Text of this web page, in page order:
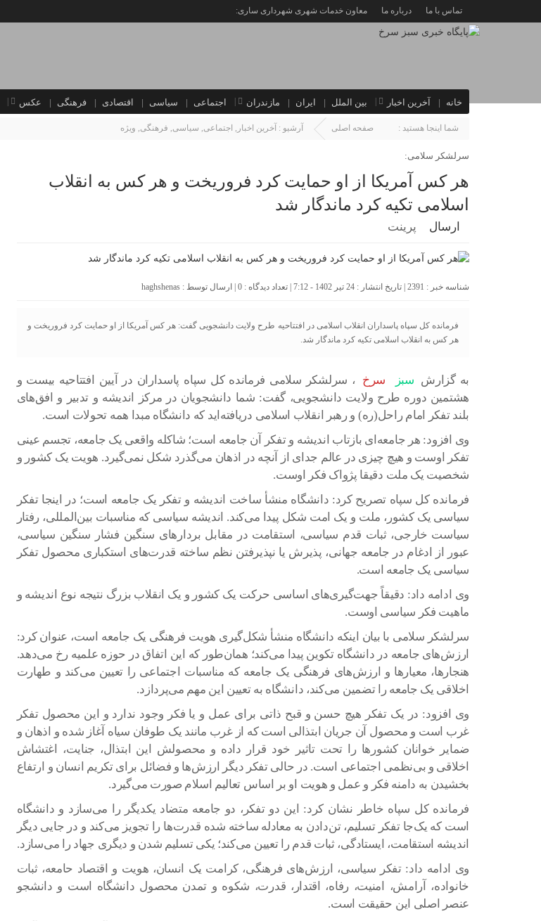
تماس با ما درباره ما معاون خدمات شهری شهرداری ساری:
خانه آخرین اخبار بین الملل ایران مازندران اجتماعی سیاسی اقتصادی فرهنگی عکس
شما اینجا هستید : صفحه اصلی آرشیو : آخرین اخبار , اجتماعی, سیاسی, فرهنگی, ویژه
سرلشکر سلامی:
هر کس آمریکا از او حمایت کرد فروریخت و هر کس به انقلاب
اسلامی تکیه کرد ماندگار شد
ارسال پرینت
شناسه خبر : 2391 | تاریخ انتشار : 24 تیر 1402 - 7:12 | تعداد دیدگاه : 0 | ارسال توسط : haghshenas
فرمانده کل سپاه پاسداران انقلاب اسلامی در افتتاحیه طرح ولایت دانشجویی گفت: هر کس آمریکا از او حمایت کرد فروریخت و
هر کس به انقلاب اسلامی تکیه کرد ماندگار شد.
به گزارش سبز سرخ
، سرلشکر سلامی فرمانده کل سپاه پاسداران در آیین افتتاحیه بیست و
هشتمین دوره طرح ولایت دانشجویی، گفت: شما دانشجویان در مرکز اندیشه و تدبیر و افق‌های
بلند تفکر امام راحل(ره) و رهبر انقلاب اسلامی دریافته‌اید که دانشگاه مبدا همه تحولات است‌.
وی افزود: هر جامعه‌ای بازتاب اندیشه و تفکر آن جامعه است؛ شاکله واقعی یک جامعه، تجسم عینی
تفکر اوست و هیچ چیزی در عالم جدای از آنچه در اذهان می‌گذرد شکل نمی‌گیرد. هویت یک کشور و
شخصیت یک ملت دقیقا پژواک فکر اوست.
فرمانده کل سپاه تصریح کرد: دانشگاه منشأ ساخت اندیشه و تفکر یک جامعه است؛ در اینجا تفکر
سیاسی یک کشور، ملت و یک امت شکل پیدا می‌کند. اندیشه سیاسی که مناسبات بین‌المللی، رفتار
سیاست خارجی، ثبات قدم سیاسی، استقامت در مقابل بردارهای سنگین فشار سنگین سیاسی،
عبور از ادغام در جامعه جهانی، پذیرش یا نپذیرفتن نظم ساخته قدرت‌های استکباری محصول تفکر
سیاسی یک جامعه است.
وی ادامه داد: دقیقاً جهت‌گیری‌های اساسی حرکت یک کشور و یک انقلاب بزرگ نتیجه نوع اندیشه و
ماهیت فکر سیاسی اوست.
سرلشکر سلامی با بیان اینکه دانشگاه منشأ شکل‌گیری هویت فرهنگی یک جامعه است، عنوان کرد:
ارزش‌های جامعه در دانشگاه تکوین پیدا می‌کند؛ همان‌طور که این اتفاق در حوزه علمیه رخ می‌دهد‌.
هنجارها، معیارها و ارزش‌های فرهنگی یک جامعه که مناسبات اجتماعی را تعیین می‌کند و طهارت
اخلاقی یک جامعه را تضمین می‌کند، دانشگاه به تعیین این مهم می‌پردازد.
وی افزود: در یک تفکر هیچ حسن و قبح ذاتی برای عمل و یا فکر وجود ندارد و این محصول تفکر
غرب است و محصول آن جریان ابتذالی است که از غرب مانند یک طوفان سیاه آغاز شده و اذهان و
ضمایر خوانان کشورها را تحت تاثیر خود قرار داده و محصولش این ابتذال، جنایت، اغتشاش
اخلاقی و بی‌نظمی اجتماعی است. در حالی تفکر دیگر ارزش‌ها و فضائل برای تکریم انسان و ارتفاع
بخشیدن به دامنه فکر و عمل و هویت او بر اساس تعالیم اسلام صورت می‌گیرد‌.
فرمانده کل سپاه خاطر نشان کرد: این دو تفکر، دو جامعه متضاد یکدیگر را می‌سازد و دانشگاه
است که یک‌جا تفکر تسلیم، تن‌دادن به معادله ساخته شده قدرت‌ها را تجویز می‌کند و در جایی دیگر
اندیشه استقامت، ایستادگی، ثبات قدم را تعیین می‌کند‌؛ یکی تسلیم شدن و دیگری جهاد را می‌سازد‌.
وی ادامه داد: تفکر سیاسی، ارزش‌های فرهنگی، کرامت یک انسان، هویت و اقتصاد حامعه، ثبات
خانواده، آرامش، امنیت، رفاه، اقتدار، قدرت، شکوه و تمدن محصول دانشگاه است و دانشجو
عنصر اصلی این حقیقت است.